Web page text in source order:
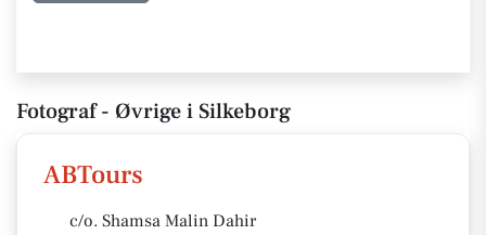
Fotograf - Øvrige i Silkeborg
ABTours
c/o. Shamsa Malin Dahir